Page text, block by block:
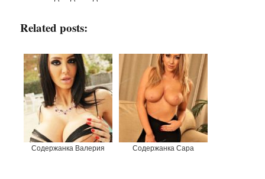
Related posts:
Содержанка Валерия Содержанка Сара